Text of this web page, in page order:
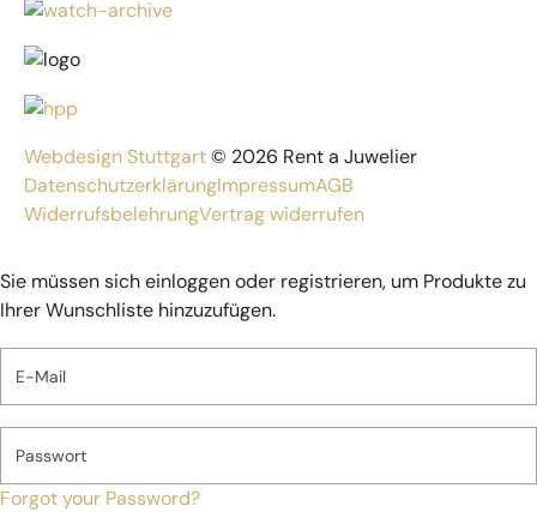
Webdesign Stuttgart© 2026 Rent a Juwelier
DatenschutzerklärungImpressumAGB
WiderrufsbelehrungVertrag widerrufen
Sie müssen sich einloggen oder registrieren, um Produkte zu
Ihrer Wunschliste hinzuzufügen.
E-Mail
Passwort
Forgot your Password?